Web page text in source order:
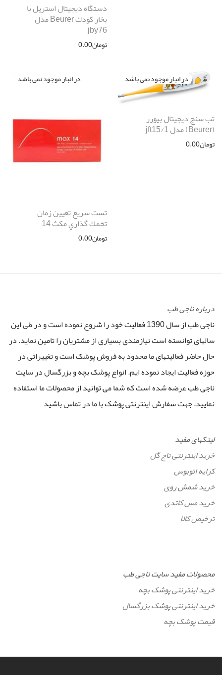
دستگاه ديجيتال استريل با
بخار كودك Beurer مدل
jby76
تومان0.00
تب سنج ديجيتال بیورر
(Beurer) مدل jft15/1
تومان0.00
تست سريع تعيين زمان
تخمك گذاري مكث 14
تومان0.00
درباره ناجی طب
ناجی طب از سال 1390 فعالیت خود را شروع نموده است و در طی این
سالهای توانسته است نیازمندی بسیاری از مشتریان را تامین نماید. در
حال حاضر فعالیتهای ما محدود به فروش پوشک است و تغییراتی در
حوزه فعالیت ایجاد نموده ایم. انواع پوشک بچه و بزرگسال در سایت
ناجی طب عرضه شده است که شما می توانید از محصولات ما استفاده
نمایید. جهت سفارش اینترنتی پوشک با ما در تماس باشید
لینکهای مفید
خرید اینترنتی تاج گل
کرایه اتوبوس
خرید شمش روی
خرید مس کاتدی
ترخیص کالا
محصولات مفید سایت ناجی طب
خرید اینترنتی پوشک بچه
خرید اینترنتی پوشک بزرگسال
قیمت پوشک بچه